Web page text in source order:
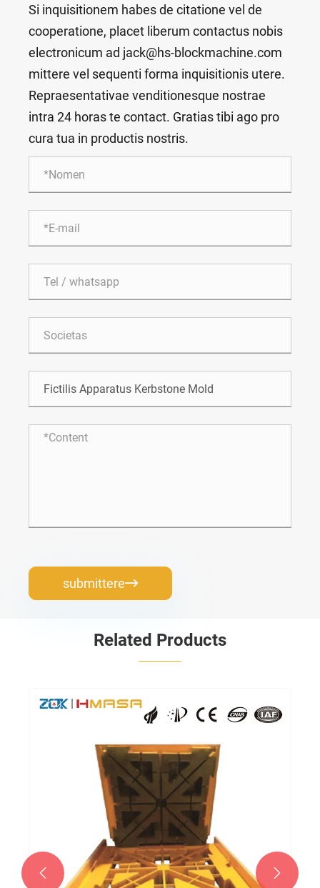
Si inquisitionem habes de citatione vel de
cooperatione, placet liberum contactus nobis
electronicum ad jack@hs-blockmachine.com
mittere vel sequenti forma inquisitionis utere.
Repraesentativae venditionesque nostrae
intra 24 horas te contact. Gratias tibi ago pro
cura tua in productis nostris.
submittere
Related Products
 